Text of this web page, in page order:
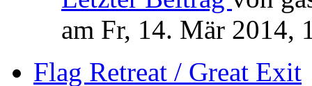
am Fr, 14. Mär 2014,
Flag Retreat / Great Exit